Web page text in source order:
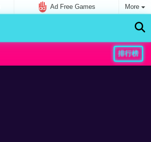
Ad Free Games More
排行榜